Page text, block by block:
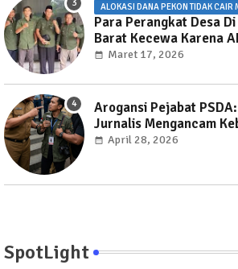
ALOKASI DANA PEKON TIDAK CAIR
Para Perangkat Desa
Barat Kecewa Karena
Maret 17, 2026
Arogansi Pejabat
Jurnalis Mengancam
April 28, 2026
SpotLight